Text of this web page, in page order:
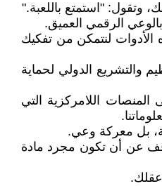
وتقول: "استمتع باللعبة."
الرقمي العميق.
لنتمكن من تفكيك
والتشريع الدولي لحماية
اللامركزية التي
بل معركة وعي.
عن أن تكون مجرد مادة
عقلك.